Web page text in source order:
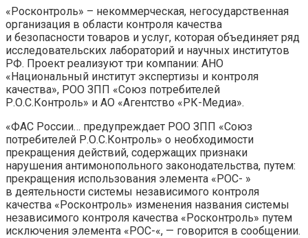
«Росконтроль» – некоммерческая, негосударственная
организация в области контроля качества
и безопасности товаров и услуг, которая объединяет ряд
исследовательских лабораторий и научных институтов
РФ. Проект реализуют три компании: АНО
«Национальный институт экспертизы и контроля
качества», РОО ЗПП «Союз потребителей
Р.О.С.Контроль» и АО «Агентство «РК-Медиа».
«ФАС России… предупреждает РОО ЗПП «Союз
потребителей Р.О.С.Контроль» о необходимости
прекращения действий, содержащих признаки
нарушения антимонопольного законодательства, путем:
прекращения использования элемента «РОС- »
в деятельности системы независимого контроля
качества «Росконтроль» изменения названия системы
независимого контроля качества «Росконтроль» путем
исключения элемента «РОС-«, — говорится в сообщении.